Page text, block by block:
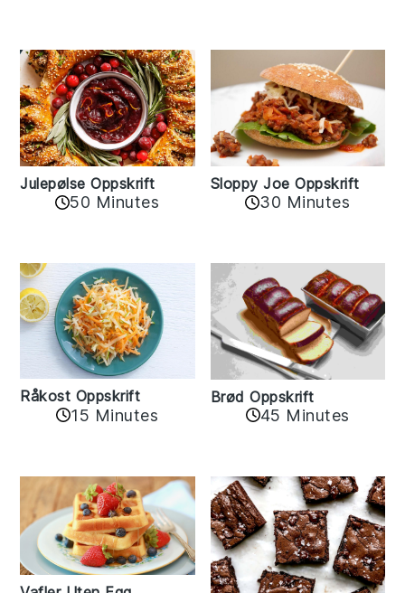
Julepølse Oppskrift
50 Minutes
Sloppy Joe Oppskrift
30 Minutes
Råkost Oppskrift
15 Minutes
Brød Oppskrift
45 Minutes